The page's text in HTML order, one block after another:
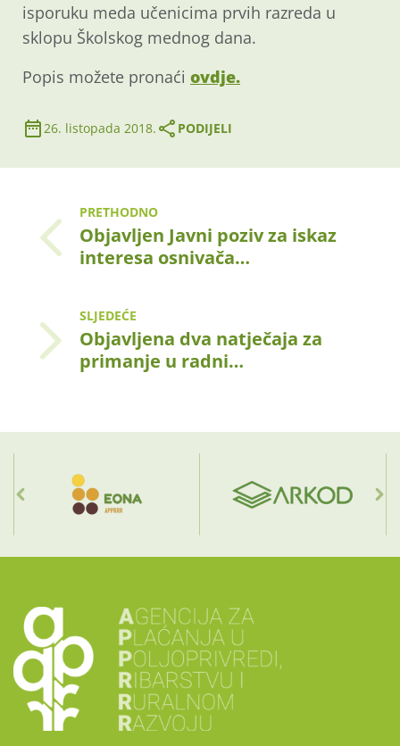
isporuku meda učenicima prvih razreda u
sklopu Školskog mednog dana.
Popis možete pronaći ovdje.
26. listopada 2018. PODIJELI
PRETHODNO
Objavljen Javni poziv za iskaz
interesa osnivača…
SLJEDEĆE
Objavljena dva natječaja za
primanje u radni…